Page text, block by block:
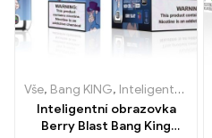
Vše, Bang KING, Inteligentní obrazovka Bang King 15000 Puff
Inteligentní obrazovka
Berry Blast Bang King